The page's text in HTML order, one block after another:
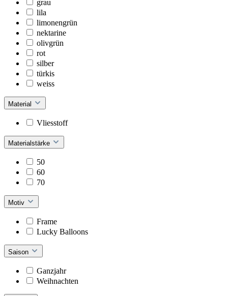
grau
lila
limonengrün
nektarine
olivgrün
rot
silber
türkis
weiss
Material
Vliesstoff
Materialstärke
50
60
70
Motiv
Frame
Lucky Balloons
Saison
Ganzjahr
Weihnachten